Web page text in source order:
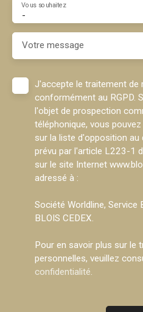
-
Vous souhaitez
Votre message
J'accepte le traitement de
conformément au RGPD.
l'objet de prospection
téléphonique, vous
sur la liste d'opposition au
prévu par l'article L223-1
sur le site Internet
adressé à :
Société Worldline,
BLOIS CEDEX.
Pour en savoir plus sur le
personnelles, veuillez
confidentialité.